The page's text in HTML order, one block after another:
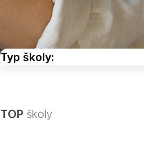
TOP školy